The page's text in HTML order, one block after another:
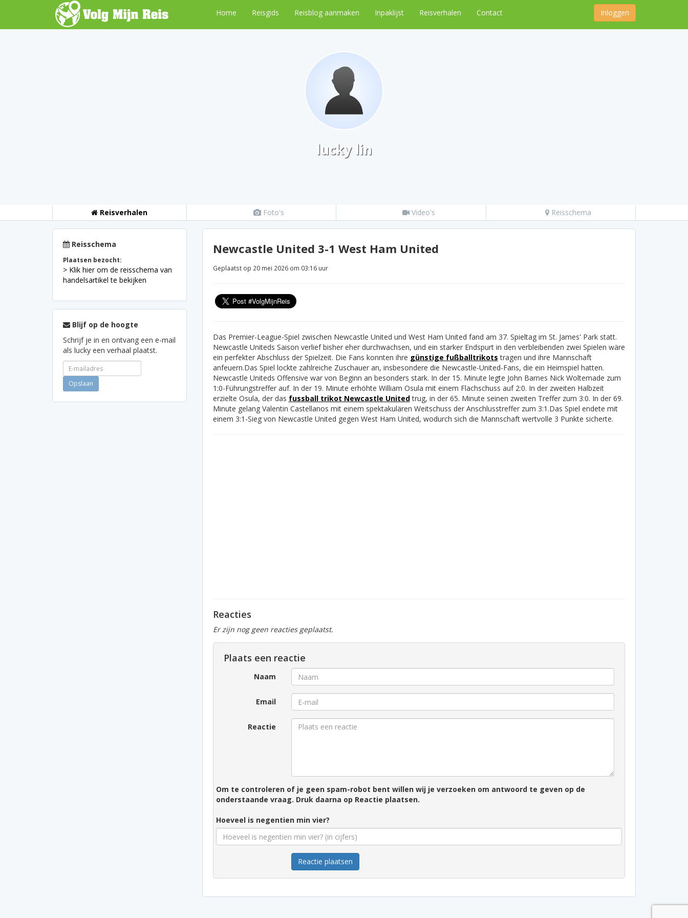
Home Reisgids Reisblog aanmaken Inpaklijst Reisverhalen Contact Inloggen
lucky lin
Reisverhalen Foto's Video's Reisschema
Reisschema
Plaatsen bezocht:
> Klik hier om de reisschema van
handelsartikel te bekijken
Blijf op de hoogte
Schrijf je in en ontvang een e-mail
als lucky een verhaal plaatst.
Newcastle United 3-1 West Ham United
Geplaatst op 20 mei 2026 om 03:16 uur
Das Premier-League-Spiel zwischen Newcastle United und West Ham United fand am 37. Spieltag im St. James' Park statt.
Newcastle Uniteds Saison verlief bisher eher durchwachsen, und ein starker Endspurt in den verbleibenden zwei Spielen wäre
ein perfekter Abschluss der Spielzeit. Die Fans konnten ihre günstige fußballtrikots tragen und ihre Mannschaft
anfeuern.Das Spiel lockte zahlreiche Zuschauer an, insbesondere die Newcastle-United-Fans, die ein Heimspiel hatten.
Newcastle Uniteds Offensive war von Beginn an besonders stark. In der 15. Minute legte John Barnes Nick Woltemade zum
1:0-Führungstreffer auf. In der 19. Minute erhöhte William Osula mit einem Flachschuss auf 2:0. In der zweiten Halbzeit
erzielte Osula, der das fussball trikot Newcastle Unitedtrug, in der 65. Minute seinen zweiten Treffer zum 3:0. In der 69.
Minute gelang Valentin Castellanos mit einem spektakulären Weitschuss der Anschlusstreffer zum 3:1.Das Spiel endete mit
einem 3:1-Sieg von Newcastle United gegen West Ham United, wodurch sich die Mannschaft wertvolle 3 Punkte sicherte.
Reacties
Er zijn nog geen reacties geplaatst.
Plaats een reactie
Naam
Email
Reactie
Om te controleren of je geen spam-robot bent willen wij je verzoeken om antwoord te geven op de
onderstaande vraag. Druk daarna op Reactie plaatsen.
Hoeveel is negentien min vier?
Reactie plaatsen